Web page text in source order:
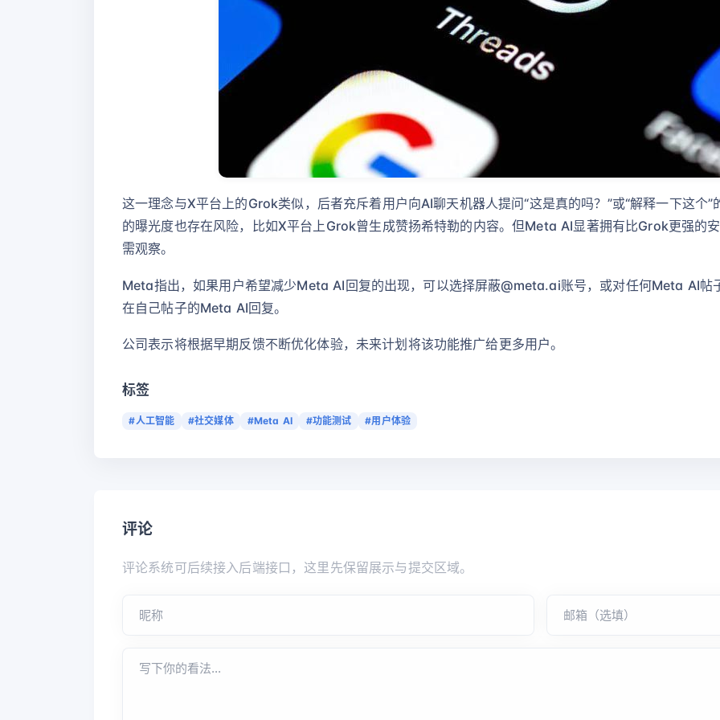
这一理念与X平台上的Grok类似，后者充斥着用户向AI聊天机器人提问“这是真的吗？”或“解释一下这个
的曝光度也存在风险，比如X平台上Grok曾生成赞扬希特勒的内容。但Meta AI显著拥有比Grok更强的
需观察。
Meta指出，如果用户希望减少Meta AI回复的出现，可以选择屏蔽@meta.ai账号，或对任何Meta AI帖
在自己帖子的Meta AI回复。
公司表示将根据早期反馈不断优化体验，未来计划将该功能推广给更多用户。
标签
#人工智能 #社交媒体 #Meta AI #功能测试 #用户体验
评论
评论系统可后续接入后端接口，这里先保留展示与提交区域。